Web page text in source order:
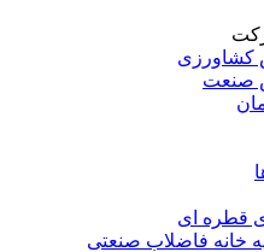
کشاورزی
صنعت
قطره ای
خانه فاضلاب صنعتی